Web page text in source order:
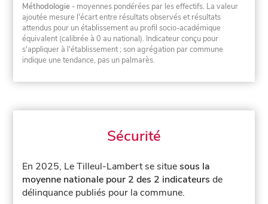
Méthodologie - moyennes pondérées par les effectifs. La valeur
ajoutée mesure l'écart entre résultats observés et résultats
attendus pour un établissement au profil socio-académique
équivalent (calibrée à 0 au national). Indicateur conçu pour
s'appliquer à l'établissement ; son agrégation par commune
indique une tendance, pas un palmarès.
Sécurité
En 2025, Le Tilleul-Lambert se situesous la
moyenne nationale pour 2 des 2 indicateurs de
délinquance publiés pour la commune.